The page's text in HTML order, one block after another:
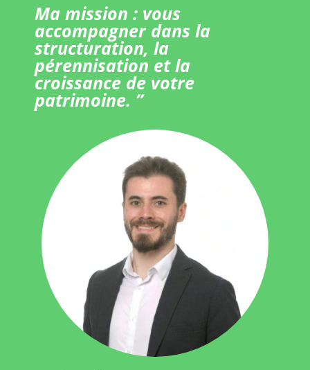
Ma mission : vous
accompagner dans la
structuration, la
pérennisation et la
croissance de votre
patrimoine. ”